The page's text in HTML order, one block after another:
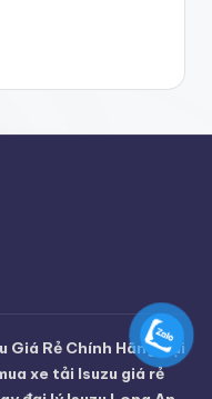
Giá Rẻ Chính Hãng Tại
xe tải Isuzu giá rẻ